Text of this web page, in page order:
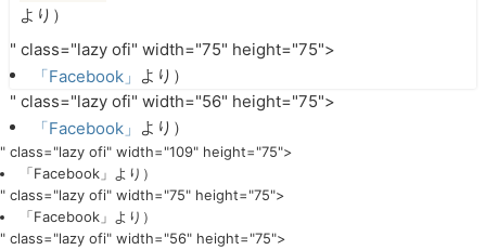
より）
" class="lazy ofi" width="75" height="75">
「Facebook」 より）
" class="lazy ofi" width="56" height="75">
「Facebook」 より）
" class="lazy ofi" width="109" height="75">
「Facebook」 より）
" class="lazy ofi" width="75" height="75">
「Facebook」 より）
" class="lazy ofi" width="56" height="75">